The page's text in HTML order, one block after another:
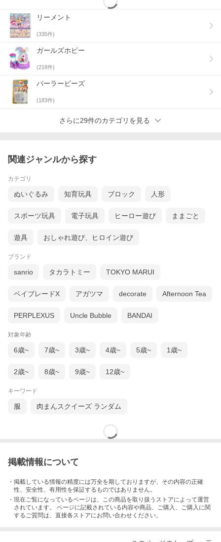
リーメント
(335件)
ガールズホビー
(218件)
パーラービーズ
(183件)
さらに29件のカテゴリを見る
関連ジャンルから探す
カテゴリ
ぬいぐるみ 知育玩具 ブロック 人形
スポーツ玩具 電子玩具 ヒーロー遊び ままごと
遊具 おしゃれ遊び、ヒロイン遊び
ブランド
sanrio タカラトミー TOKYO MARUI
ベイブレードX アガツマ decorate Afternoon Tea
PERPLEXUS Uncle Bubble BANDAI
対象年齢
6歳~ 7歳~ 3歳~ 4歳~ 5歳~ 1歳~
2歳~ 8歳~ 9歳~ 12歳~
キーワード
服 肉まんスクイーズ ランダム
掲載情報について
・掲載している情報の精度には万全を期しておりますが、その内容の正確
性、安全性、有用性を保証するものではありません。
・現在ご覧になっているページは、この商品を取り扱うストアによって運営
されています。 ページに記載されている内容や商品、ご購入 、ご購入に関
するご質問は、直接各ストアにお問い合わせください。